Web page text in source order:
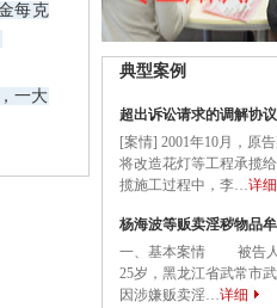
新疆监管局：“三坚持”做深做实地方财政
办公厅关于应急管理综合行政执法有关事
中央 国务院关于促进民营经济发展壮大的意
发展改革委等部门关于做好2023年降成本重
每克
一大
典型案例
超出诉讼请求的调解协
[案情] 2001年10月，原
将改造花灯等工程承揽
揽施工过程中，李…详细
杨海波等贩卖淫秽物品
一、基本案情 被告人
25岁，黑龙江省武常市
因涉嫌贩卖淫…详细